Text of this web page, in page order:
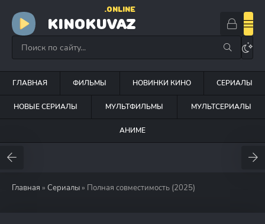
KINOKUVAZ
.ONLINE
ГЛАВНАЯ ФИЛЬМЫ НОВИНКИ КИНО СЕРИАЛЫ
НОВЫЕ СЕРИАЛЫ МУЛЬТФИЛЬМЫ МУЛЬТСЕРИАЛЫ
АНИМЕ
Главная » Сериалы » Полная совместимость (2025)